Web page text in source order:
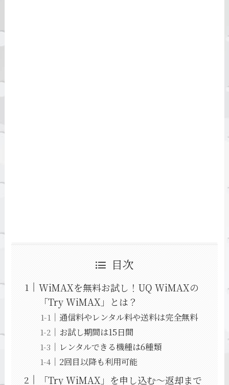
目次
WiMAXを無料お試し！UQ WiMAXの
「Try WiMAX」とは？
通信料やレンタル料や送料は完全無料
お試し期間は15日間
レンタルできる機種は6種類
2回目以降も利用可能
「Try WiMAX」を申し込む～返却まで